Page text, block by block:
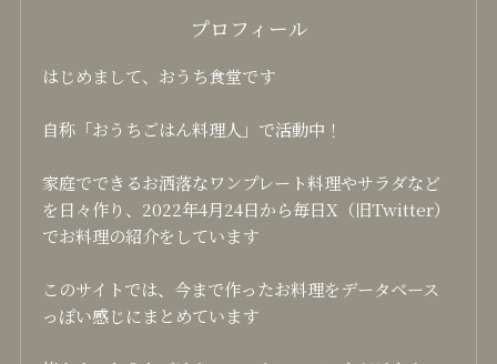
プロフィール
はじめまして、おうち食堂です
自称「おうちごはん料理人」で活動中！
家庭でできるお洒落なワンプレート料理やサラダなど
を日々作り、2022年4月24日から毎日X（旧Twitter）
でお料理の紹介をしています
このサイトでは、今まで作ったお料理をデータベース
っぽい感じにまとめています